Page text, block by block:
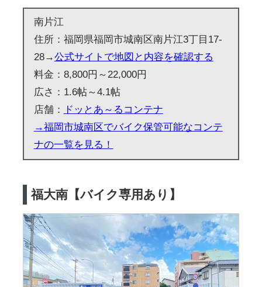
南片江
住所：福岡県福岡市城南区南片江3丁目17-
28→公式サイトで地図と内容を確認する
料金：8,800円～22,000円
広さ：1.6帖～4.1帖
店舗：
ドッとあ～るコンテナ
→福岡市城南区でバイク保管可能なコンテ
ナの一覧を見る！
福大南【バイク専用あり】